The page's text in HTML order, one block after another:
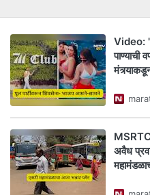
Video:
पाण्याची
अवैध